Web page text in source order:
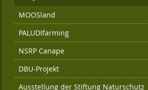
MOOSland
PALUDIfarming
NSRP Canape
DBU-Projekt
Ausstellung der Stiftung Naturschutz